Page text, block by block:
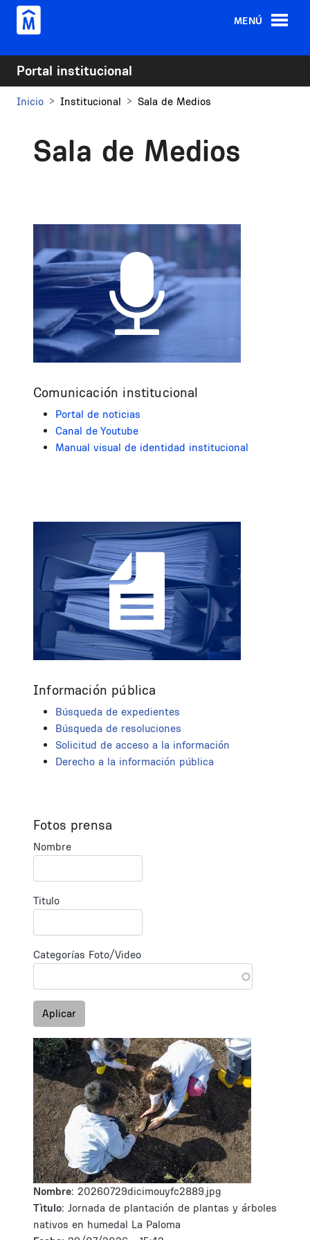
Pasar al contenido principal
MENÚ
Portal institucional
Inicio Institucional Sala de Medios
Sala de Medios
Comunicación institucional
Portal de noticias
Canal de Youtube
Manual visual de identidad institucional
Información pública
Búsqueda de expedientes
Búsqueda de resoluciones
Solicitud de acceso a la información
Derecho a la información pública
Fotos prensa
Nombre
Titulo
Categorías Foto/Video
Aplicar
Nombre: 20260729dicimouyfc2889.jpg
Tìtulo: Jornada de plantación de plantas y árboles
nativos en humedal La Paloma